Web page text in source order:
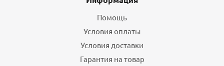
Помощь
Условия оплаты
Условия доставки
Гарантия на товар